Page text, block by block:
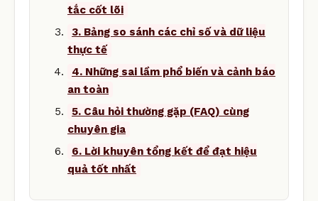
tắc cốt lõi
3. Bảng so sánh các chỉ số và dữ liệu
thực tế
4. Những sai lầm phổ biến và cảnh báo
an toàn
5. Câu hỏi thường gặp (FAQ) cùng
chuyên gia
6. Lời khuyên tổng kết để đạt hiệu
quả tốt nhất